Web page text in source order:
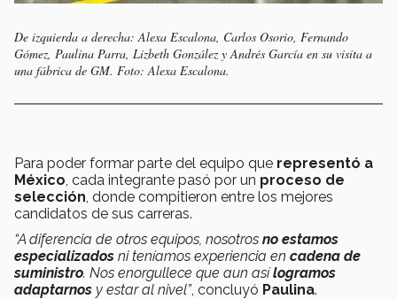
De izquierda a derecha: Alexa Escalona, Carlos Osorio, Fernando
Gómez, Paulina Parra, Lizbeth González y Andrés García en su visita a
una fábrica de GM. Foto: Alexa Escalona.
Para poder formar parte del equipo que representó a
México , cada integrante pasó por un proceso de
selección , donde compitieron entre los mejores
candidatos de sus carreras.
“A diferencia de otros equipos, nosotros no estamos
especializados ni teníamos experiencia en cadena de
suministro. Nos enorgullece que aun asílogramos
adaptarnos y estar al nivel”, concluyó Paulina.